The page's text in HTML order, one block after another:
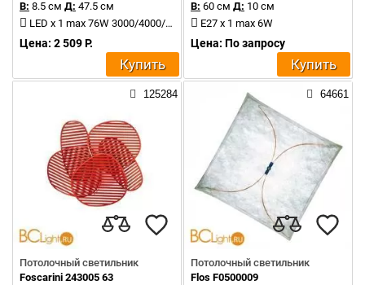
В: 8.5 см Д: 47.5 см
LED x 1 max 76W 3000/4000/6000K 7105Lm
Цена: 2 509 Р.
Купить
В: 60 см Д: 10 см
E27 x 1 max 6W
Цена: По запросу
Купить
125284
Потолочный светильник
Foscarini 243005 63
64661
Потолочный светильник
Flos F0500009